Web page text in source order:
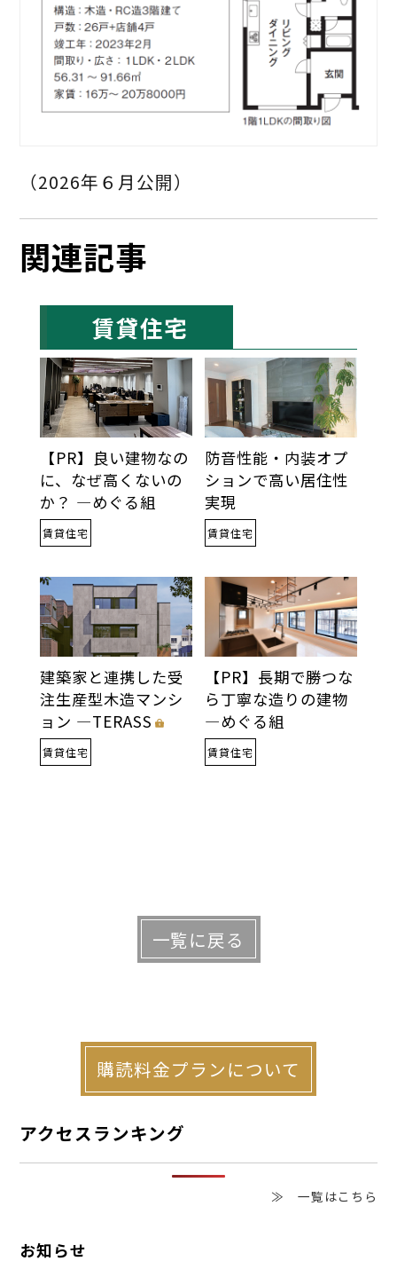
（2026年６月公開）
関連記事
賃貸住宅
【PR】良い建物なの
に、なぜ高くないの
か？ ―めぐる組
賃貸住宅
防音性能・内装オプ
ションで高い居住性
実現
賃貸住宅
建築家と連携した受
注生産型木造マンシ
ョン ―TERASS
賃貸住宅
【PR】長期で勝つな
ら丁寧な造りの建物
―めぐる組
賃貸住宅
一覧に戻る
購読料金プランについて
アクセスランキング
≫ 一覧はこちら
お知らせ